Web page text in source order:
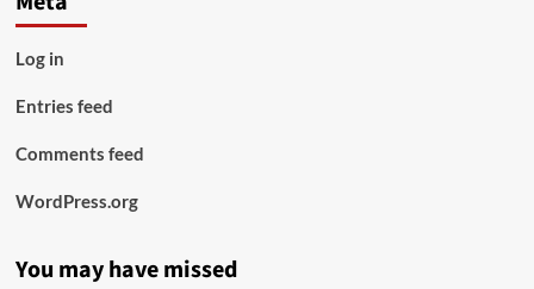
Log in
Entries feed
Comments feed
WordPress.org
You may have missed